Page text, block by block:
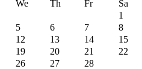
We Th Fr Sa
1
5 6 7 8
12 13 14 15
19 20 21 22
26 27 28